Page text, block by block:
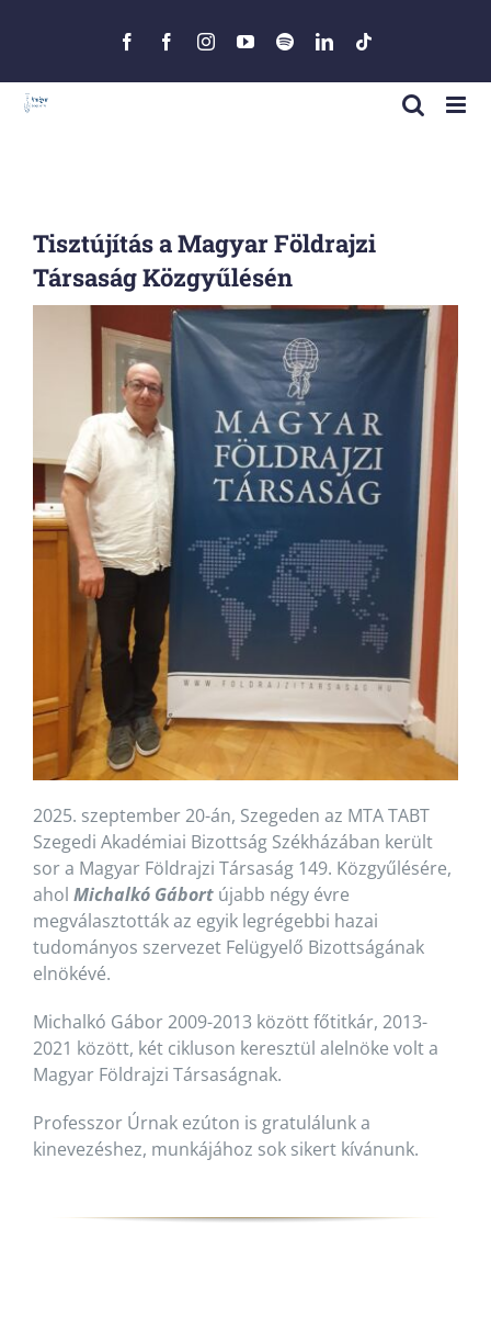
FacebookFacebookInstagramYouTube
SpotifyLinkedIn
Tisztújítás a Magyar Földrajzi
Társaság Közgyűlésén
2025. szeptember 20-án, Szegeden az MTA TABT
Szegedi Akadémiai Bizottság Székházában került
sor a Magyar Földrajzi Társaság 149. Közgyűlésére,
ahol Michalkó Gábortújabb négy évre
megválasztották az egyik legrégebbi hazai
tudományos szervezet Felügyelő Bizottságának
elnökévé.
Michalkó Gábor 2009-2013 között főtitkár, 2013-
2021 között, két cikluson keresztül alelnöke volt a
Magyar Földrajzi Társaságnak.
Professzor Úrnak ezúton is gratulálunk a
kinevezéshez, munkájához sok sikert kívánunk.